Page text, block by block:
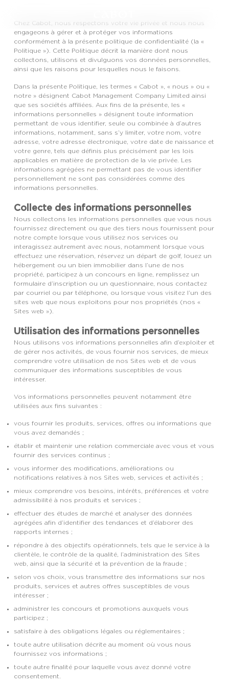
Chez Cabot, nous respectons votre vie privée et nous nous
engageons à gérer et à protéger vos informations
conformément à la présente politique de confidentialité (la «
Politique »). Cette Politique décrit la manière dont nous
collectons, utilisons et divulguons vos données personnelles,
ainsi que les raisons pour lesquelles nous le faisons.
Dans la présente Politique, les termes « Cabot », « nous » ou «
notre » désignent Cabot Management Company Limited ainsi
que ses sociétés affiliées. Aux fins de la présente, les «
informations personnelles » désignent toute information
permettant de vous identifier, seule ou combinée à d’autres
informations, notamment, sans s’y limiter, votre nom, votre
adresse, votre adresse électronique, votre date de naissance et
votre genre, tels que définis plus précisément par les lois
applicables en matière de protection de la vie privée. Les
informations agrégées ne permettant pas de vous identifier
personnellement ne sont pas considérées comme des
informations personnelles.
Collecte des informations personnelles
Nous collectons les informations personnelles que vous nous
fournissez directement ou que des tiers nous fournissent pour
notre compte lorsque vous utilisez nos services ou
interagissez autrement avec nous, notamment lorsque vous
effectuez une réservation, réservez un départ de golf, louez un
hébergement ou un bien immobilier dans l’une de nos
propriété, participez à un concours en ligne, remplissez un
formulaire d’inscription ou un questionnaire, nous contactez
par courriel ou par téléphone, ou lorsque vous visitez l’un des
sites web que nous exploitons pour nos propriétés (nos «
Sites web »).
Utilisation des informations personnelles
Nous utilisons vos informations personnelles afin d’exploiter et
de gérer nos activités, de vous fournir nos services, de mieux
comprendre votre utilisation de nos Sites web et de vous
communiquer des informations susceptibles de vous
intéresser.
Vos informations personnelles peuvent notamment être
utilisées aux fins suivantes :
vous fournir les produits, services, offres ou informations que
vous avez demandés ;
établir et maintenir une relation commerciale avec vous et vous
fournir des services continus ;
vous informer des modifications, améliorations ou
notifications relatives à nos Sites web, services et activités ;
mieux comprendre vos besoins, intérêts, préférences et votre
admissibilité à nos produits et services ;
effectuer des études de marché et analyser des données
agrégées afin d’identifier des tendances et d’élaborer des
rapports internes ;
répondre à des objectifs opérationnels, tels que le service à la
clientèle, le contrôle de la qualité, l’administration des Sites
web, ainsi que la sécurité et la prévention de la fraude ;
selon vos choix, vous transmettre des informations sur nos
produits, services et autres offres susceptibles de vous
intéresser ;
administrer les concours et promotions auxquels vous
participez ;
satisfaire à des obligations légales ou réglementaires ;
toute autre utilisation décrite au moment où vous nous
fournissez vos informations ;
toute autre finalité pour laquelle vous avez donné votre
consentement.